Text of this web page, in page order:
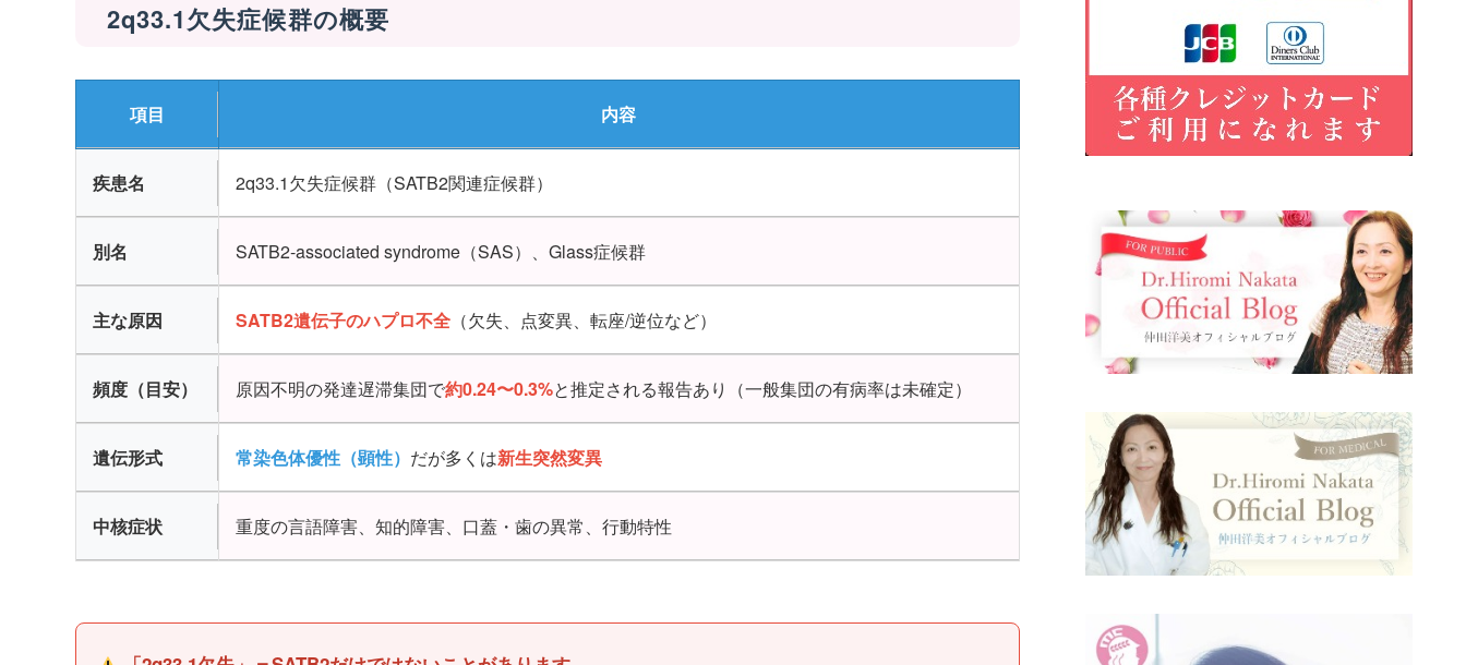
2q33.1欠失症候群の概要
項目 内容
疾患名 2q33.1欠失症候群（SATB2関連症候群）
別名 SATB2-associated syndrome（SAS）、Glass症候群
主な原因 SATB2遺伝子のハプロ不全（欠失、点変異、転座/逆位など）
頻度（目安） 原因不明の発達遅滞集団で約0.24〜0.3%と推定される報告あり（一般集団の有病率は未確定）
遺伝形式 常染色体優性（顕性） だが多くは新生突然変異
中核症状 重度の言語障害、知的障害、口蓋・歯の異常、行動特性